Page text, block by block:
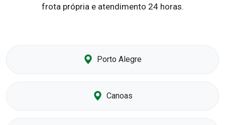
frota própria e atendimento 24 horas.
Porto Alegre
Canoas